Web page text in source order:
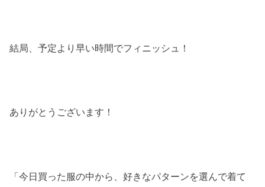
結局、予定より早い時間でフィニッシュ！
ありがとうございます！
「今日買った服の中から、好きなパターンを選んで着て